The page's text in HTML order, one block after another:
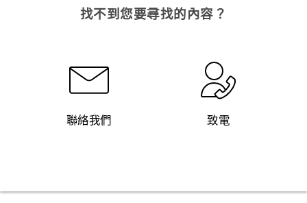
找不到您要尋找的內容？
聯絡我們 致電